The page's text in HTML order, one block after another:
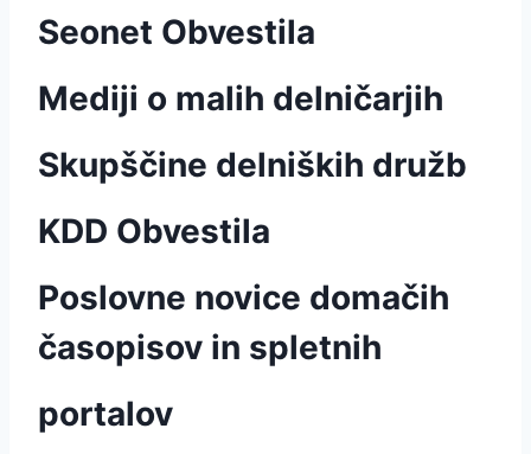
Seonet Obvestila
Mediji o malih delničarjih
Skupščine delniških družb
KDD Obvestila
Poslovne novice domačih
časopisov in spletnih
portalov